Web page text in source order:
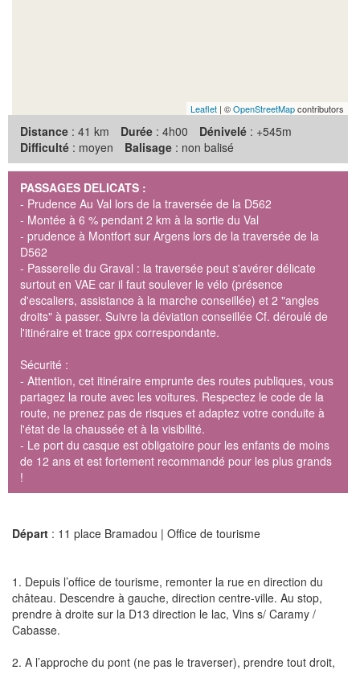
Leaflet | ©OpenStreetMapcontributors
Distance : 41 km Durée : 4h00 Dénivelé : +545m
Difficulté : moyen Balisage : non balisé
PASSAGES DELICATS :
- Prudence Au Val lors de la traversée de la D562
- Montée à 6 % pendant 2 km à la sortie du Val
- prudence à Montfort sur Argens lors de la traversée de la
D562
- Passerelle du Graval : la traversée peut s'avérer délicate
surtout en VAE car il faut soulever le vélo (présence
d'escaliers, assistance à la marche conseillée) et 2 "angles
droits" à passer. Suivre la déviation conseillée Cf. déroulé de
l'itinéraire et trace gpx correspondante.
Sécurité :
- Attention, cet itinéraire emprunte des routes publiques, vous
partagez la route avec les voitures. Respectez le code de la
route, ne prenez pas de risques et adaptez votre conduite à
l'état de la chaussée et à la visibilité.
- Le port du casque est obligatoire pour les enfants de moins
de 12 ans et est fortement recommandé pour les plus grands
!
Départ : 11 place Bramadou | Office de tourisme
1. Depuis l’office de tourisme, remonter la rue en direction du
château. Descendre à gauche, direction centre-ville. Au stop,
prendre à droite sur la D13 direction le lac, Vins s/ Caramy /
Cabasse.
2. A l’approche du pont (ne pas le traverser), prendre tout droit,